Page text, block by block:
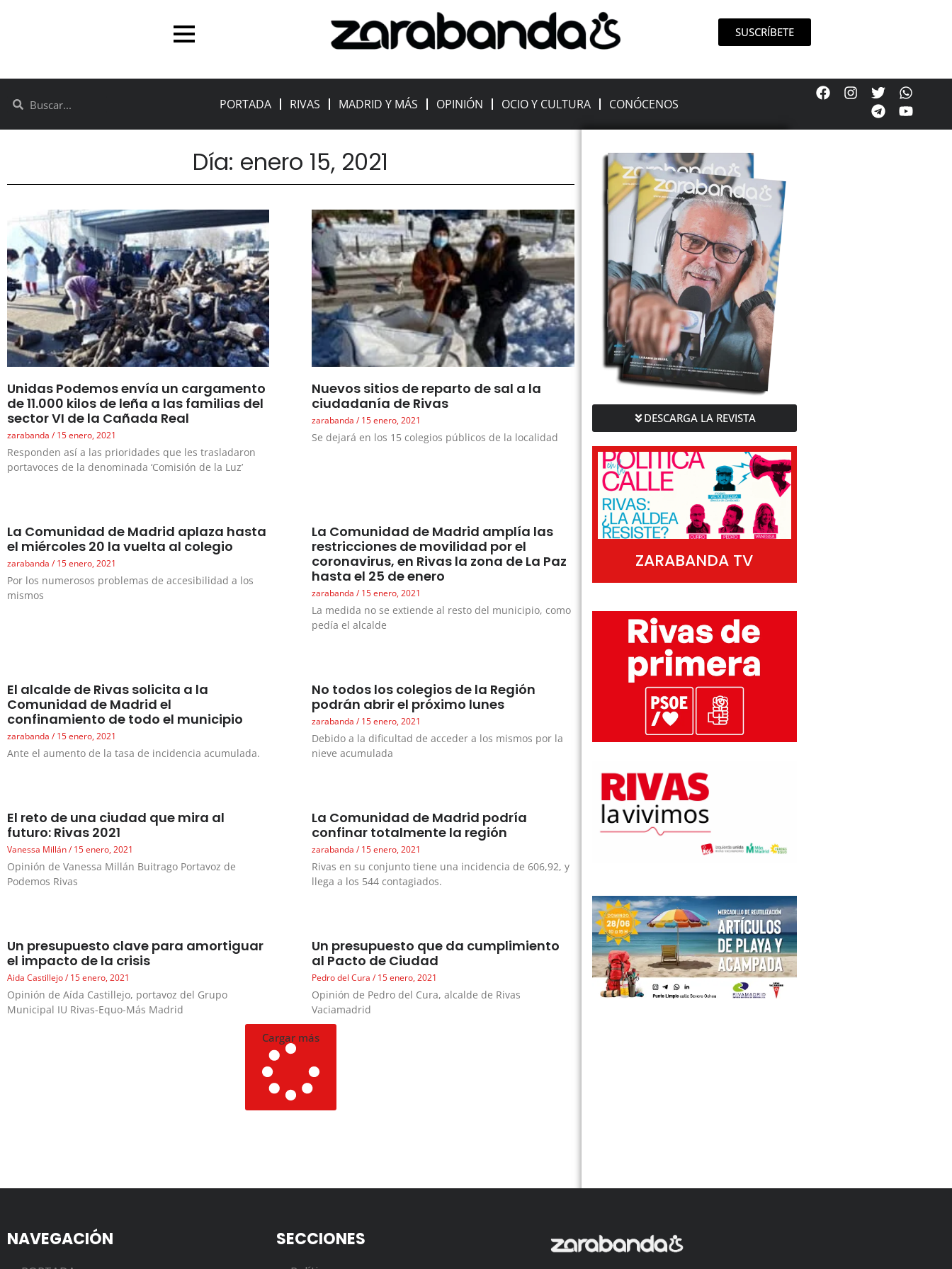
SUSCRÍBETE
PORTADA RIVAS MADRID Y MÁS OPINIÓN OCIO Y CULTURA CONÓCENOS
Día: enero 15, 2021
Unidas Podemos envía un cargamento
de 11.000 kilos de leña a las familias del
sector VI de la Cañada Real
zarabanda 15 enero, 2021
Responden así a las prioridades que les trasladaron
portavoces de la denominada ‘Comisión de la Luz’
Nuevos sitios de reparto de sal a la
ciudadanía de Rivas
zarabanda 15 enero, 2021
Se dejará en los 15 colegios públicos de la localidad
La Comunidad de Madrid aplaza hasta
el miércoles 20 la vuelta al colegio
zarabanda 15 enero, 2021
Por los numerosos problemas de accesibilidad a los
mismos
La Comunidad de Madrid amplía las
restricciones de movilidad por el
coronavirus, en Rivas la zona de La Paz
hasta el 25 de enero
zarabanda 15 enero, 2021
La medida no se extiende al resto del municipio, como
pedía el alcalde
El alcalde de Rivas solicita a la
Comunidad de Madrid el
confinamiento de todo el municipio
zarabanda 15 enero, 2021
Ante el aumento de la tasa de incidencia acumulada.
No todos los colegios de la Región
podrán abrir el próximo lunes
zarabanda 15 enero, 2021
Debido a la dificultad de acceder a los mismos por la
nieve acumulada
El reto de una ciudad que mira al
futuro: Rivas 2021
Vanessa Millán 15 enero, 2021
Opinión de Vanessa Millán Buitrago Portavoz de
Podemos Rivas
La Comunidad de Madrid podría
confinar totalmente la región
zarabanda 15 enero, 2021
Rivas en su conjunto tiene una incidencia de 606,92, y
llega a los 544 contagiados.
Un presupuesto clave para amortiguar
el impacto de la crisis
Aida Castillejo 15 enero, 2021
Opinión de Aída Castillejo, portavoz del Grupo
Municipal IU Rivas-Equo-Más Madrid
Un presupuesto que da cumplimiento
al Pacto de Ciudad
Pedro del Cura 15 enero, 2021
Opinión de Pedro del Cura, alcalde de Rivas
Vaciamadrid
Cargar más
DESCARGA LA REVISTA
ZARABANDA TV
NAVEGACIÓN SECCIONES